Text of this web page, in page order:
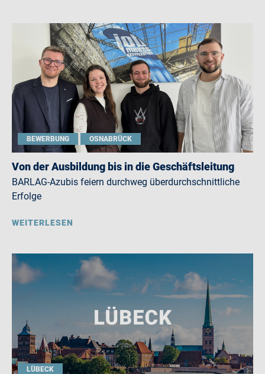
BEWERBUNG OSNABRÜCK
Von der Ausbildung bis in die Geschäftsleitung
BARLAG-Azubis feiern durchweg überdurchschnittliche
Erfolge
WEITERLESEN
LÜBECK